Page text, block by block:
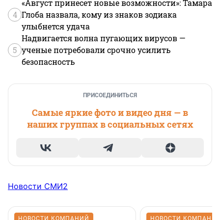
4
«Август принесет новые возможности»: Тамара
Глоба назвала, кому из знаков зодиака
улыбнется удача
5
Надвигается волна пугающих вирусов —
ученые потребовали срочно усилить
безопасность
ПРИСОЕДИНИТЬСЯ
Самые яркие фото и видео дня — в
наших группах в социальных сетях
Новости СМИ2
НОВОСТИ КОМПАНИЙ НОВОСТИ